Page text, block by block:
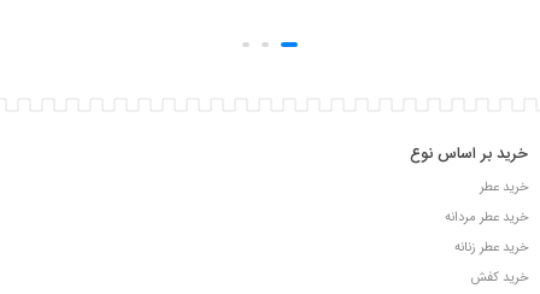
خرید بر اساس نوع
خرید عطر
خرید عطر مردانه
خرید عطر زنانه
خرید کفش